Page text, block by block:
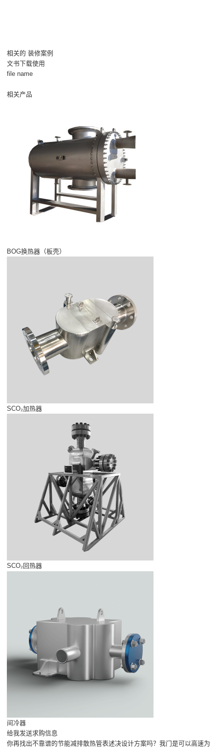
相关的 装修案例
文书下载使用
file name
相关产品
BOG换热器（板壳）
SCO₂加热器
SCO₂回热器
间冷器
给我发送求购信息
你再找出不靠谱的节能减排散热管表述决设计方案吗？我门是可以高速为